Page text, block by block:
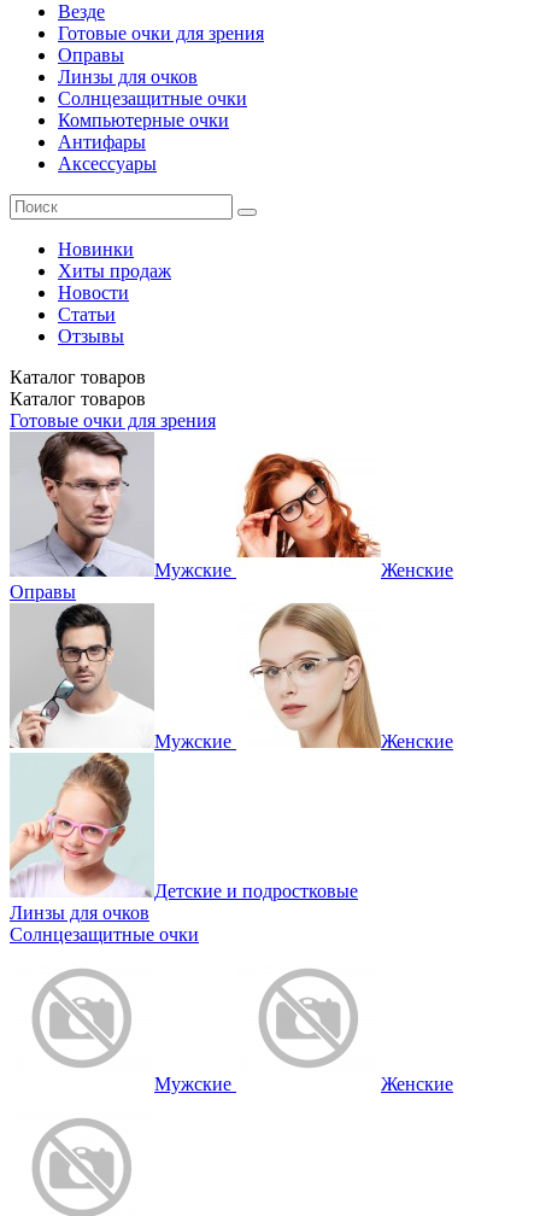
Везде
Готовые очки для зрения
Оправы
Линзы для очков
Солнцезащитные очки
Компьютерные очки
Антифары
Аксессуары
Новинки
Хиты продаж
Новости
Статьи
Отзывы
Каталог товаров
Каталог товаров
Готовые очки для зрения
Мужские
Женские
Оправы
Мужские Женские
Детские и подростковые
Линзы для очков
Солнцезащитные очки
Мужские Женские